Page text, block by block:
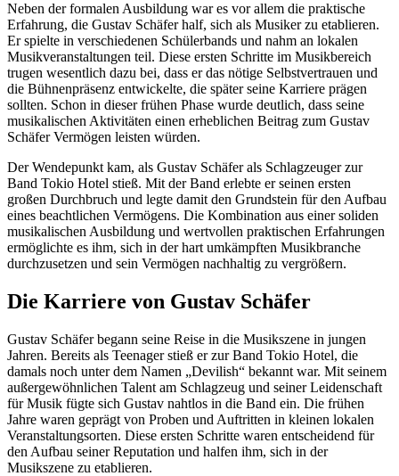
Neben der formalen Ausbildung war es vor allem die praktische
Erfahrung, die Gustav Schäfer half, sich als Musiker zu etablieren.
Er spielte in verschiedenen Schülerbands und nahm an lokalen
Musikveranstaltungen teil. Diese ersten Schritte im Musikbereich
trugen wesentlich dazu bei, dass er das nötige Selbstvertrauen und
die Bühnenpräsenz entwickelte, die später seine Karriere prägen
sollten. Schon in dieser frühen Phase wurde deutlich, dass seine
musikalischen Aktivitäten einen erheblichen Beitrag zum Gustav
Schäfer Vermögen leisten würden.
Der Wendepunkt kam, als Gustav Schäfer als Schlagzeuger zur
Band Tokio Hotel stieß. Mit der Band erlebte er seinen ersten
großen Durchbruch und legte damit den Grundstein für den Aufbau
eines beachtlichen Vermögens. Die Kombination aus einer soliden
musikalischen Ausbildung und wertvollen praktischen Erfahrungen
ermöglichte es ihm, sich in der hart umkämpften Musikbranche
durchzusetzen und sein Vermögen nachhaltig zu vergrößern.
Die Karriere von Gustav Schäfer
Gustav Schäfer begann seine Reise in die Musikszene in jungen
Jahren. Bereits als Teenager stieß er zur Band Tokio Hotel, die
damals noch unter dem Namen „Devilish“ bekannt war. Mit seinem
außergewöhnlichen Talent am Schlagzeug und seiner Leidenschaft
für Musik fügte sich Gustav nahtlos in die Band ein. Die frühen
Jahre waren geprägt von Proben und Auftritten in kleinen lokalen
Veranstaltungsorten. Diese ersten Schritte waren entscheidend für
den Aufbau seiner Reputation und halfen ihm, sich in der
Musikszene zu etablieren.